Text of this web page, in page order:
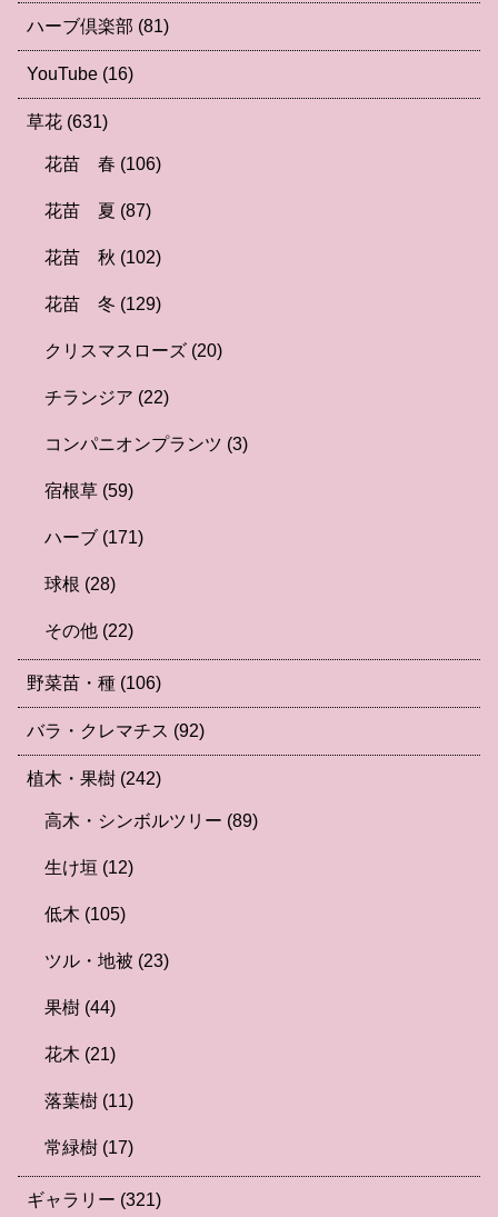
ハーブ倶楽部 (81)
YouTube (16)
草花 (631)
花苗 春 (106)
花苗 夏 (87)
花苗 秋 (102)
花苗 冬 (129)
クリスマスローズ (20)
チランジア (22)
コンパニオンプランツ (3)
宿根草 (59)
ハーブ (171)
球根 (28)
その他 (22)
野菜苗・種 (106)
バラ・クレマチス (92)
植木・果樹 (242)
高木・シンボルツリー (89)
生け垣 (12)
低木 (105)
ツル・地被 (23)
果樹 (44)
花木 (21)
落葉樹 (11)
常緑樹 (17)
ギャラリー (321)